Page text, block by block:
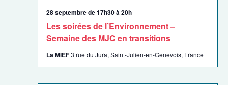
Les soirées de l’Environnement –
Semaine des MJC en transitions
28 septembre de 17h30à20h
La MIEF3 rue du Jura, Saint-Julien-en-Genevois, France